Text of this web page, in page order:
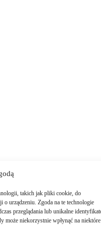
takich jak pliki cookie, do
urządzeniu. Zgoda na te technologie
przeglądania lub unikalne
może niekorzystnie wpłynąć na niektóre